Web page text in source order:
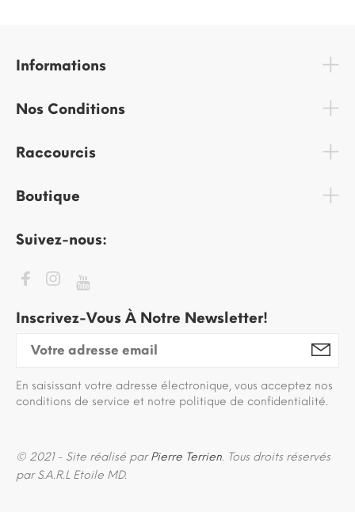
Informations
Nos Conditions
Raccourcis
Boutique
Suivez-nous:
Inscrivez-Vous À Notre Newsletter!
En saisissant votre adresse électronique, vous acceptez nos
conditions de service et notre politique de confidentialité.
© 2021 - Site réalisé parPierre Terrien. Tous droits réservés
par S.A.R.L Etoile MD.